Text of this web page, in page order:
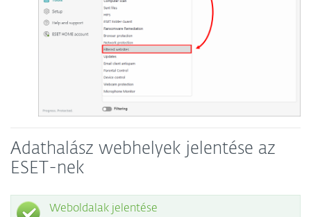
Adathalász webhelyek jelentése az
ESET-nek
Weboldalak jelentése